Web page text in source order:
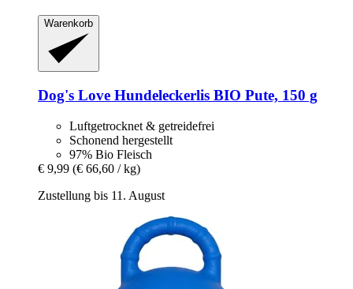
Warenkorb
Dog's Love Hundeleckerlis BIO Pute, 150 g
Luftgetrocknet & getreidefrei
Schonend hergestellt
97% Bio Fleisch
€ 9,99 (€ 66,60 / kg)
Zustellung bis 11. August